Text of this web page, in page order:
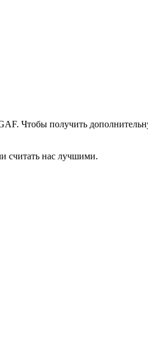
Чтобы получить
считать нас лучшими.